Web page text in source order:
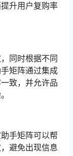
升用户复购率
同时根据不同
矩阵通过集成
致，并允许品
手矩阵可以帮
避免出现信息